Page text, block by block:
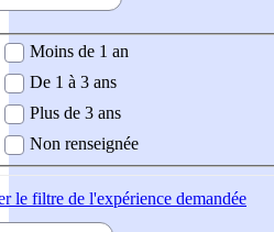
demandée
Moins de 1 an
De 1 à 3 ans
Plus de 3 ans
Non renseignée
le filtre de l'expérience demandée